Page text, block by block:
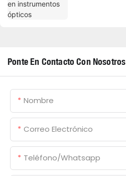
Ponte En Contacto Con Nosotros
Nombre
Correo Electrónico
Teléfono/whatsapp